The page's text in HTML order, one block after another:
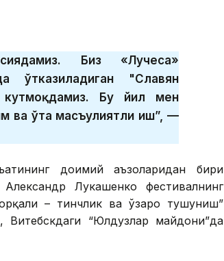
Биз «Лучеса»
ўтказиладиган "Славян
кутмоқдамиз. Бу йил мен
ва ўта масъулиятли иш”, —
доимий аъзоларидан бири
Лукашенко фестивалнинг
– тинчлик ва ўзаро тушуниш”
“Юлдузлар майдони”да